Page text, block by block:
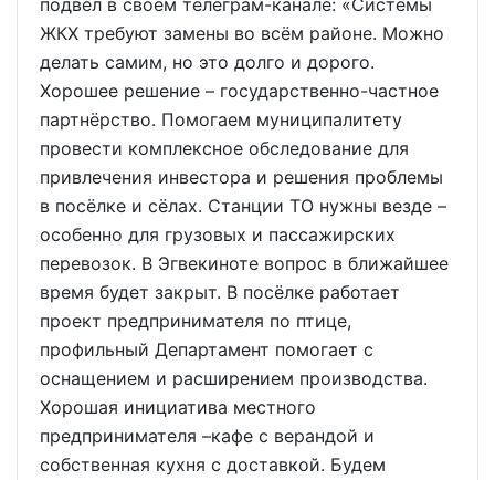
ЖКХ требуют замены во всём районе. Можно
делать самим, но это долго и дорого.
Хорошее решение – государственно-частное
партнёрство. Помогаем муниципалитету
провести комплексное обследование для
привлечения инвестора и решения проблемы
в посёлке и сёлах. Станции ТО нужны везде –
особенно для грузовых и пассажирских
перевозок. В Эгвекиноте вопрос в ближайшее
время будет закрыт. В посёлке работает
проект предпринимателя по птице,
профильный Департамент помогает с
оснащением и расширением производства.
Хорошая инициатива местного
предпринимателя –кафе с верандой и
собственная кухня с доставкой. Будем